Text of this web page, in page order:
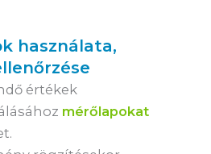
használata,
értékek
mérőlapokat